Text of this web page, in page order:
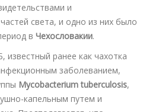
и
света, и одно из них было
в Чехословакии.
известный ранее как чахотка
заболеванием,
Mycobacterium tuberculosis,
капельным путем и